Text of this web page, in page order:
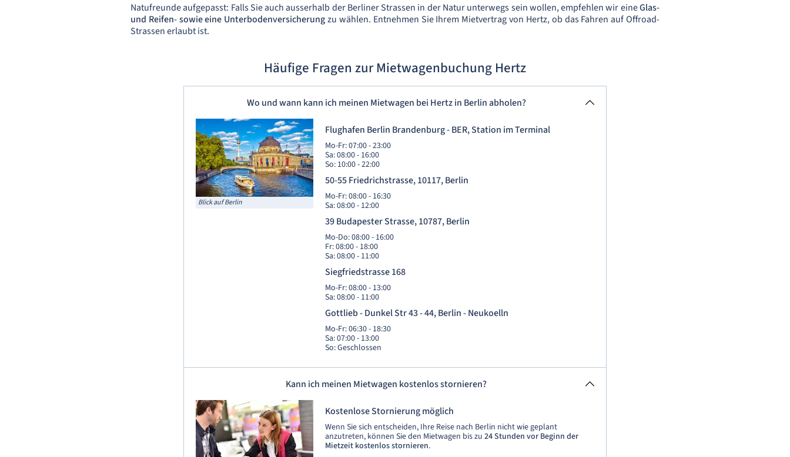
Natufreunde aufgepasst: Falls Sie auch ausserhalb der Berliner Strassen in der Natur unterwegs sein wollen, empfehlen wir eineGlas-
und Reifen- sowie eine Unterbodenversicherungzu wählen. Entnehmen Sie Ihrem Mietvertrag von Hertz, ob das Fahren auf Offroad-
Strassen erlaubt ist.
Häufige Fragen zur Mietwagenbuchung Hertz
Wo und wann kann ich meinen Mietwagen bei Hertz in Berlin abholen?
Blick auf Berlin
Flughafen Berlin Brandenburg - BER, Station im Terminal
Mo-Fr: 07:00 - 23:00
Sa: 08:00 - 16:00
So: 10:00 - 22:00
50-55 Friedrichstrasse, 10117, Berlin
Mo-Fr: 08:00 - 16:30
Sa: 08:00 - 12:00
39 Budapester Strasse, 10787, Berlin
Mo-Do: 08:00 - 16:00
Fr: 08:00 - 18:00
Sa: 08:00 - 11:00
Siegfriedstrasse 168
Mo-Fr: 08:00 - 13:00
Sa: 08:00 - 11:00
Gottlieb - Dunkel Str 43 - 44, Berlin - Neukoelln
Mo-Fr: 06:30 - 18:30
Sa: 07:00 - 13:00
So: Geschlossen
Kann ich meinen Mietwagen kostenlos stornieren?
Kostenlose Stornierung möglich
Wenn Sie sich entscheiden, Ihre Reise nach Berlin nicht wie geplant
anzutreten, können Sie den Mietwagen bis zu 24 Stunden vor Beginn der
Mietzeit kostenlos stornieren.